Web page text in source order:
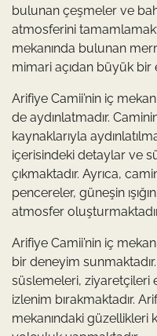
bulunan çeşmeler ve
atmosferini
mekanında bulunan
mimari açıdan büyük bir
Arifiye Camii’nin iç
de aydınlatmadır.
kaynaklarıyla
içerisindeki detaylar ve
çıkmaktadır. Ayrıca,
pencereler, güneşin
atmosfer
Arifiye Camii’nin iç
bir deneyim
süslemeleri, ziyaretçileri
izlenim bırakmaktadır.
mekanındaki güzellikleri